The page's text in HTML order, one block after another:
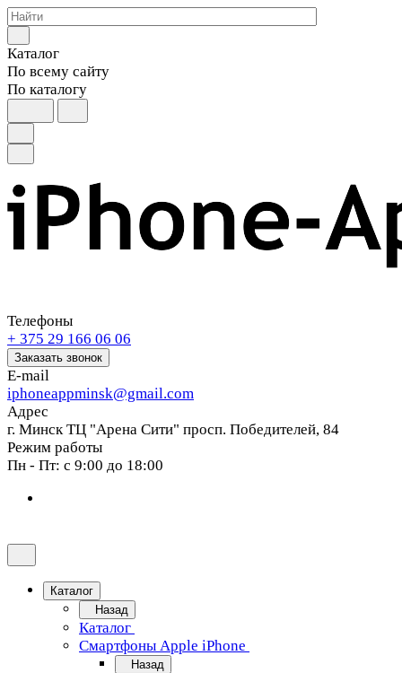
Каталог
По всему сайту
По каталогу
Телефоны
+ 375 29 166 06 06
Заказать звонок
E-mail
iphoneappminsk@gmail.com
Адрес
г. Минск ТЦ "Арена Сити" просп. Победителей, 84
Режим работы
Пн - Пт: с 9:00 до 18:00
Каталог
Назад
Каталог
Смартфоны Apple iPhone
Назад